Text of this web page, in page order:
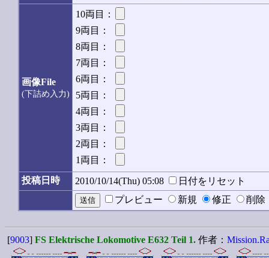
画像File
(下詰め入力)
10両目：
9両目：
8両目：
7両目：
6両目：
5両目：
4両目：
3両目：
2両目：
1両目：
投稿日時 2010/10/14(Thu) 05:08
日付をリセット
プレビュー
新規 修正 削
[9003] FS Elektrische Lokomotive E632 Teil 1. 作者：